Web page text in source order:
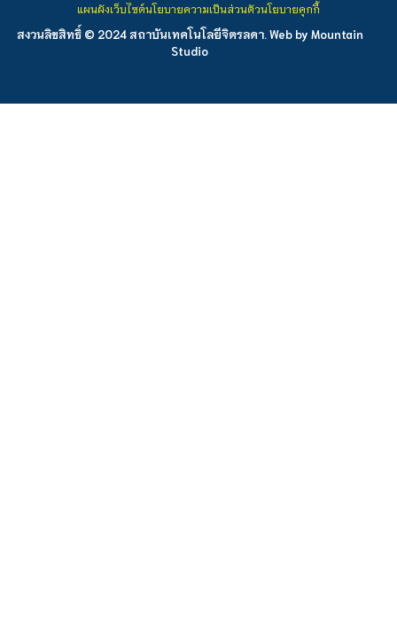
สงวนลิขสิทธิ์ © 2024 สถาบันเทคโนโลยีจิตรลดา. Web by Mountain
Studio
แผนผังเว็บไซต์นโยบายความเป็นส่วนตัวนโยบายคุกกี้